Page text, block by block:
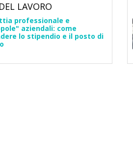
LAVORO
professionale e
aziendali: come
lo stipendio e il posto di